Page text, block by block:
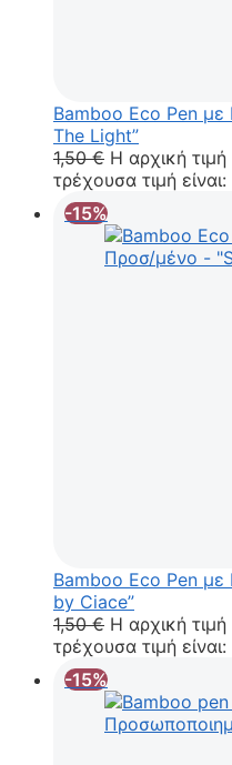
Bamboo Eco Pen
The Light”
1,50€ Η αρχική
τρέχουσα τιμή
-15%
Bamboo Eco Pen
by Ciace”
1,50€ Η αρχική
τρέχουσα τιμή
-15%